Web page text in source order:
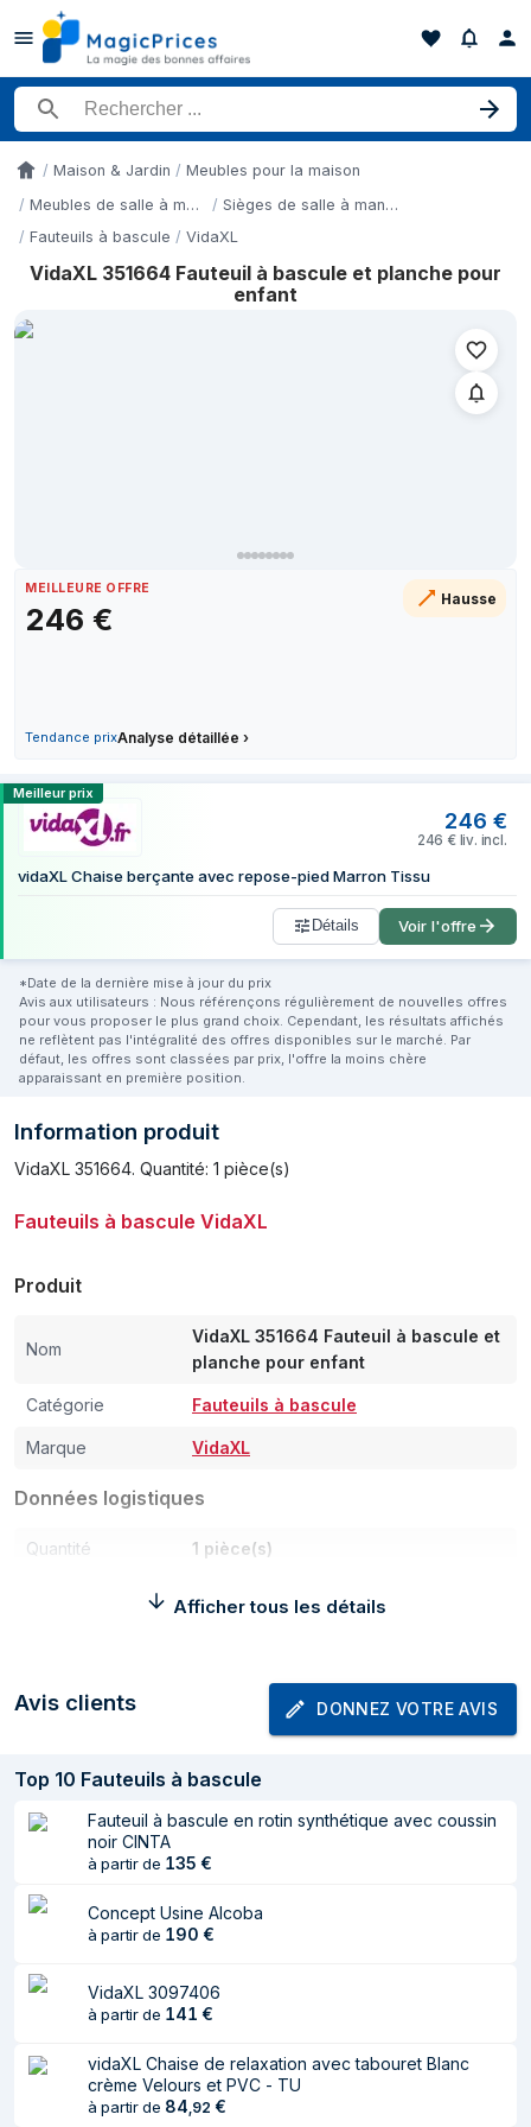
Rechercher un produit
AccueilMaison & Jardin
Meubles pour la maison
Meubles de salle à manger
Sièges de salle à manger
Fauteuils à bascule
VidaXL
VidaXL 351664 Fauteuil à bascule et planche pour
enfant
MEILLEURE OFFRE
246 €
Hausse
Tendance prixAnalyse détaillée ›
Historique des prix de VidaXL 351664 Fauteuil à bascule et
Date
8 mai 2026
28 mai 2026
3 juin 2026
6 août 2026
Comparer les prix de VidaXL 351664
Meilleur prix
246 €
246 € liv. incl.
vidaXL Chaise berçante avec repose-pied Marron Tissu
Détails Voir l'offre
*Date de la dernière mise à jour du prix
Avis aux utilisateurs : Nous référençons régulièrement de nouvelles offres
pour vous proposer le plus grand choix. Cependant, les résultats affichés
ne reflètent pas l'intégralité des offres disponibles sur le marché. Par
défaut, les offres sont classées par prix, l'offre la moins chère
apparaissant en première position.
Information produit
VidaXL 351664. Quantité: 1 pièce(s)
Fauteuils à bascule VidaXL
Produit
Nom
VidaXL 351664 Fauteuil à bascule et
planche pour enfant
Catégorie Fauteuils à bascule
Marque VidaXL
Données logistiques
Quantité 1 pièce(s)
Afficher tous les détails
Avis clients DONNEZ VOTRE AVIS
Top 10 Fauteuils à bascule
Fauteuil à bascule en rotin synthétique avec coussin
noir CINTA
à partir de 135 €
Concept Usine Alcoba
à partir de 190 €
VidaXL 3097406
à partir de 141 €
vidaXL Chaise de relaxation avec tabouret Blanc
crème Velours et PVC - TU
à partir de 84 92 €